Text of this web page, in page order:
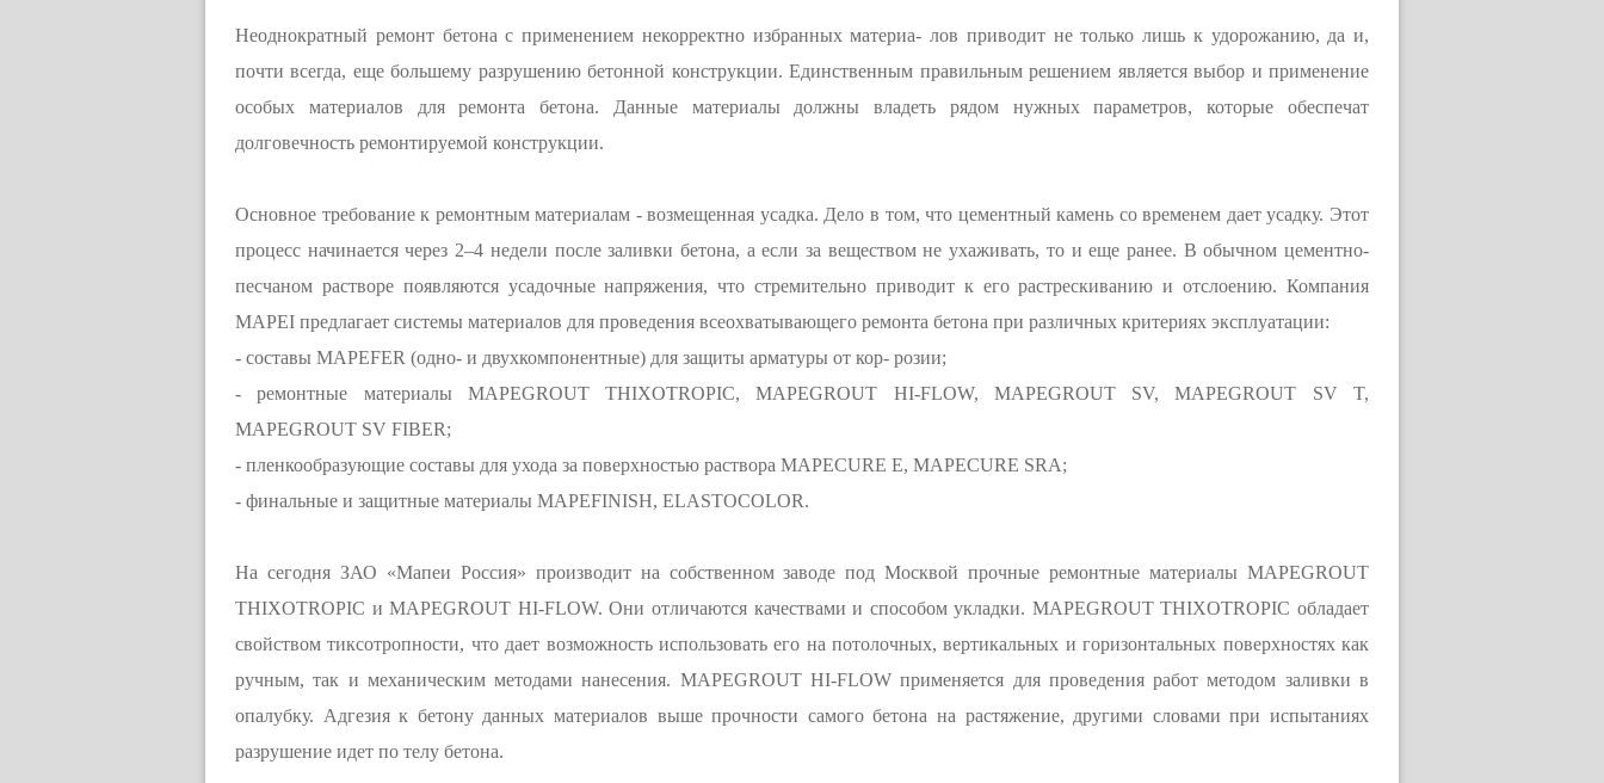
Неоднократный ремонт бетона с применением некорректно избранных материа- лов приводит не только лишь к удорожанию, да и,
почти всегда, еще большему разрушению бетонной конструкции. Единственным правильным решением является выбор и применение
особых материалов для ремонта бетона. Данные материалы должны владеть рядом нужных параметров, которые обеспечат
долговечность ремонтируемой конструкции.
Основное требование к ремонтным материалам - возмещенная усадка. Дело в том, что цементный камень со временем дает усадку. Этот
процесс начинается через 2–4 недели после заливки бетона, а если за веществом не ухаживать, то и еще ранее. В обычном цементно-
песчаном растворе появляются усадочные напряжения, что стремительно приводит к его растрескиванию и отслоению. Компания
MAPEI предлагает системы материалов для проведения всеохватывающего ремонта бетона при различных критериях эксплуатации:
- составы MAPEFER (одно- и двухкомпонентные) для защиты арматуры от кор- розии;
- ремонтные материалы MAPEGROUT THIXOTROPIC, MAPEGROUT HI-FLOW, MAPEGROUT SV, MAPEGROUT SV T,
MAPEGROUT SV FIBER;
- пленкообразующие составы для ухода за поверхностью раствора MAPECURE E, MAPECURE SRA;
- финальные и защитные материалы MAPEFINISH, ELASTOCOLOR.
На сегодня ЗАО «Мапеи Россия» производит на собственном заводе под Москвой прочные ремонтные материалы MAPEGROUT
THIXOTROPIC и MAPEGROUT HI-FLOW. Они отличаются качествами и способом укладки. MAPEGROUT THIXOTROPIC обладает
свойством тиксотропности, что дает возможность использовать его на потолочных, вертикальных и горизонтальных поверхностях как
ручным, так и механическим методами нанесения. MAPEGROUT HI-FLOW применяется для проведения работ методом заливки в
опалубку. Адгезия к бетону данных материалов выше прочности самого бетона на растяжение, другими словами при испытаниях
разрушение идет по телу бетона.